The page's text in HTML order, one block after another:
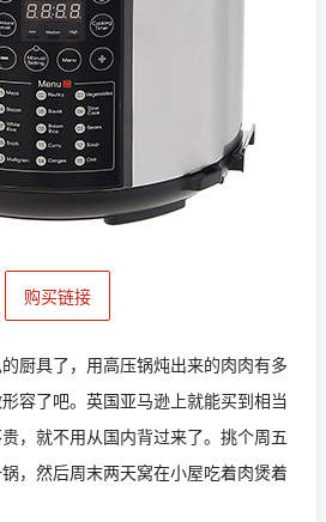
购买链接
厨具了，用高压锅炖出来的肉肉有多
容了吧。英国亚马逊上就能买到相当
，就不用从国内背过来了。挑个周五
，然后周末两天窝在小屋吃着肉煲着